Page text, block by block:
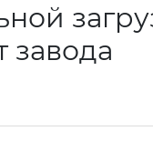
завода